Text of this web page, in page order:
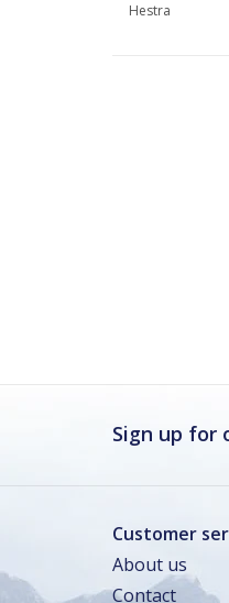
Hestra
Sign up for
Customer
About us
Contact
Vrijdag · vandaag
TOT 16 AUG